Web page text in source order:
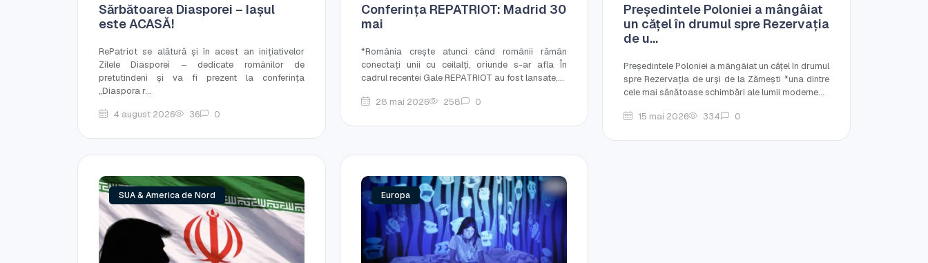
Sărbătoarea Diasporei – Iașul
este ACASĂ!
RePatriot se alătură și în acest an inițiativelor
Zilele Diasporei – dedicate românilor de
pretutindeni și va fi prezent la conferința
„Diaspora r...
4 august 2026
36 0
Conferința REPATRIOT: Madrid 30
mai
*România crește atunci când românii rămân
conectați unii cu ceilalți, oriunde s-ar afla În
cadrul recentei Gale REPATRIOT au fost lansate,...
28 mai 2026 258 0
Preşedintele Poloniei a mângâiat
un cățel în drumul spre Rezervația
de u...
Preşedintele Poloniei a mângâiat un cățel în drumul
spre Rezervația de urşi de la Zărneşti *una dintre
cele mai sănătoase schimbări ale lumii moderne...
15 mai 2026 334 0
SUA & America de Nord Europa